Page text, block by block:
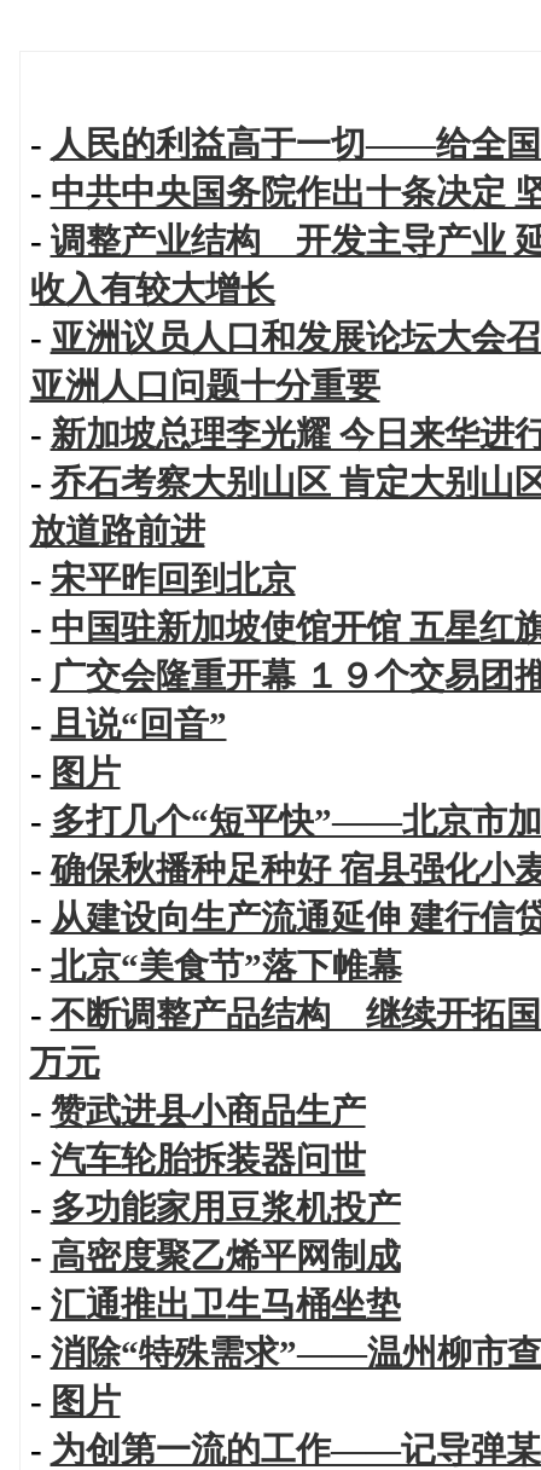
- 人民的利益高于一切——给全
- 中共中央国务院作出十条决定
- 调整产业结构 开发主导产业
收入有较大增长
- 亚洲议员人口和发展论坛大会
亚洲人口问题十分重要
- 新加坡总理李光耀 今日来华进
- 乔石考察大别山区 肯定大别山
放道路前进
- 宋平昨回到北京
- 中国驻新加坡使馆开馆 五星红
- 广交会隆重开幕 １９个交易团
- 且说“回音”
- 图片
- 多打几个“短平快”——北京市
-确保秋播种足种好 宿县强化小
- 从建设向生产流通延伸 建行信
- 北京“美食节”落下帷幕
- 不断调整产品结构 继续开拓
万元
- 赞武进县小商品生产
- 汽车轮胎拆装器问世
- 多功能家用豆浆机投产
- 高密度聚乙烯平网制成
- 汇通推出卫生马桶坐垫
- 消除“特殊需求”——温州柳市
- 图片
- 为创第一流的工作——记导弹